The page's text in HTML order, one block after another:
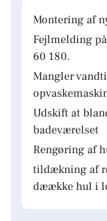
Montering af
Fejlmelding
60 180.
Mangler
Udskift at
badeværelset
Rengøring af
tildækning af
dæække hul i